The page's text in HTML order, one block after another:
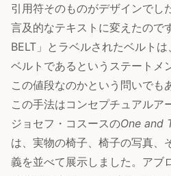
引用符そのものがデザインでし
言及的なテキストに変えたので
BELT」とラベルされたベルト
ベルトであるというステートメ
この値段なのかという問いで
この手法はコンセプチュアルア
ジョセフ・コスースのOne and
は、実物の椅子、椅子の写真、
義を並べて展示しました。アブ